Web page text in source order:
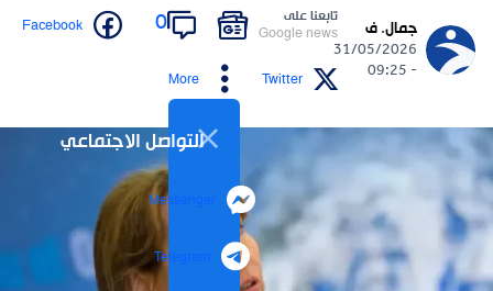
جمال. ف
31/05/2026
- 09:25
تابعنا على
Google news
0
Facebook
Twitter
More
التواصل الاجتماعي
Messenger
Telegram